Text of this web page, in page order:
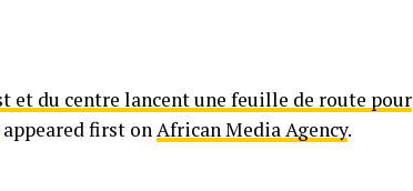
et du centre lancent une feuille de route pour
appeared first onAfrican Media Agency.